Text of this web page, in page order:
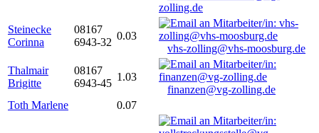
zolling.de
Steinecke
Corinna
08167
6943-32
0.03
vhs-zolling@vhs-moosburg.de
Thalmair
Brigitte
08167
6943-45
1.03
finanzen@vg-zolling.de
Toth Marlene
0.07